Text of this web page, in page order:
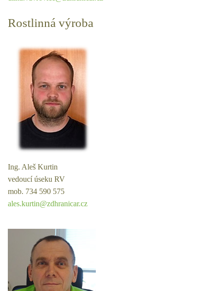
Rostlinná výroba
Ing. Aleš Kurtin
vedoucí úseku RV
mob. 734 590 575
ales.kurtin@zdhranicar.cz